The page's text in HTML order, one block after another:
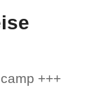
+++